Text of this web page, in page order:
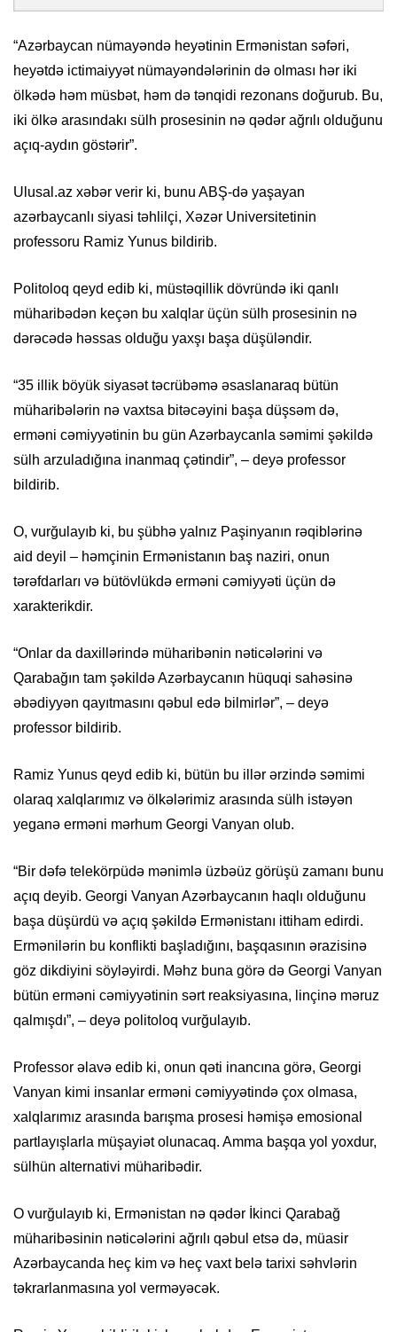
“Azərbaycan nümayəndə heyətinin Ermənistan səfəri,
heyətdə ictimaiyyət nümayəndələrinin də olması hər iki
ölkədə həm müsbət, həm də tənqidi rezonans doğurub. Bu,
iki ölkə arasındakı sülh prosesinin nə qədər ağrılı olduğunu
açıq-aydın göstərir”.
Ulusal.az xəbər verir ki, bunu ABŞ-də yaşayan
azərbaycanlı siyasi təhlilçi, Xəzər Universitetinin
professoru Ramiz Yunus bildirib.
Politoloq qeyd edib ki, müstəqillik dövründə iki qanlı
müharibədən keçən bu xalqlar üçün sülh prosesinin nə
dərəcədə həssas olduğu yaxşı başa düşüləndir.
“35 illik böyük siyasət təcrübəmə əsaslanaraq bütün
müharibələrin nə vaxtsa bitəcəyini başa düşsəm də,
erməni cəmiyyətinin bu gün Azərbaycanla səmimi şəkildə
sülh arzuladığına inanmaq çətindir”, – deyə professor
bildirib.
O, vurğulayıb ki, bu şübhə yalnız Paşinyanın rəqiblərinə
aid deyil – həmçinin Ermənistanın baş naziri, onun
tərəfdarları və bütövlükdə erməni cəmiyyəti üçün də
xarakterikdir.
“Onlar da daxillərində müharibənin nəticələrini və
Qarabağın tam şəkildə Azərbaycanın hüquqi sahəsinə
əbədiyyən qayıtmasını qəbul edə bilmirlər”, – deyə
professor bildirib.
Ramiz Yunus qeyd edib ki, bütün bu illər ərzində səmimi
olaraq xalqlarımız və ölkələrimiz arasında sülh istəyən
yeganə erməni mərhum Georgi Vanyan olub.
“Bir dəfə telekörpüdə mənimlə üzbəüz görüşü zamanı bunu
açıq deyib. Georgi Vanyan Azərbaycanın haqlı olduğunu
başa düşürdü və açıq şəkildə Ermənistanı ittiham edirdi.
Ermənilərin bu konflikti başladığını, başqasının ərazisinə
göz dikdiyini söyləyirdi. Məhz buna görə də Georgi Vanyan
bütün erməni cəmiyyətinin sərt reaksiyasına, linçinə məruz
qalmışdı”, – deyə politoloq vurğulayıb.
Professor əlavə edib ki, onun qəti inancına görə, Georgi
Vanyan kimi insanlar erməni cəmiyyətində çox olmasa,
xalqlarımız arasında barışma prosesi həmişə emosional
partlayışlarla müşayiət olunacaq. Amma başqa yol yoxdur,
sülhün alternativi müharibədir.
O vurğulayıb ki, Ermənistan nə qədər İkinci Qarabağ
müharibəsinin nəticələrini ağrılı qəbul etsə də, müasir
Azərbaycanda heç kim və heç vaxt belə tarixi səhvlərin
təkrarlanmasına yol verməyəcək.